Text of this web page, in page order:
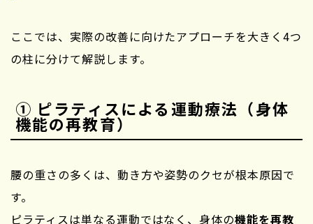
ここでは、実際の改善に向けたアプローチを大きく4つ
の柱に分けて解説します。
① ピラティスによる運動療法（身体
機能の再教育）
腰の重さの多くは、動き方や姿勢のクセが根本原因で
す。
ピラティスは単なる運動ではなく、身体の機能を再教